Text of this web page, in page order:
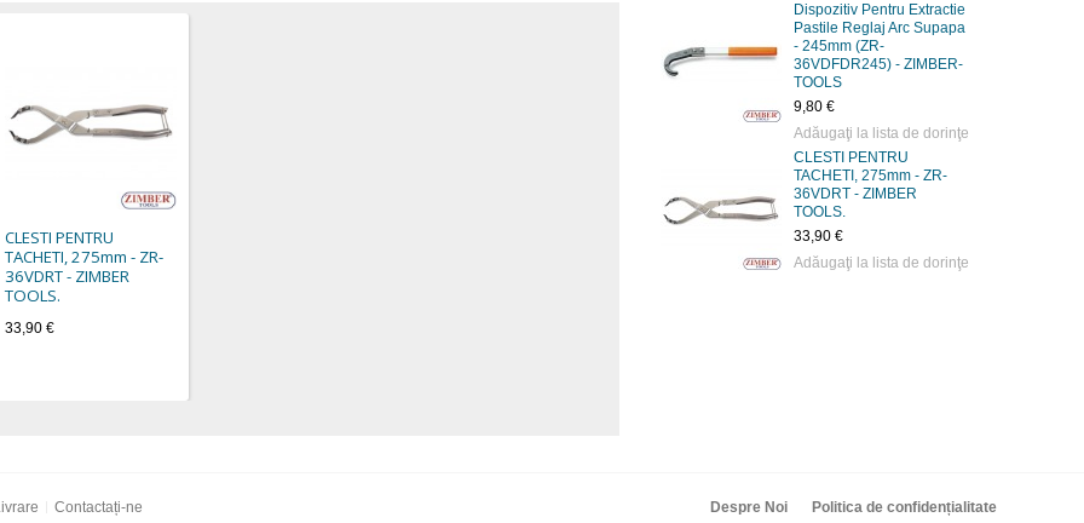
Dispozitiv Pentru Extractie
Pastile Reglaj Arc Supapa
- 245mm (ZR-
36VDFDR245) - ZIMBER-
TOOLS
9,80 €
Adăugaţi la lista de dorinţe
CLESTI PENTRU
TACHETI, 275mm - ZR-
36VDRT - ZIMBER
TOOLS.
33,90 €
Adăugaţi la lista de dorinţe
CLESTI PENTRU
TACHETI, 275mm - ZR-
36VDRT - ZIMBER
TOOLS.
33,90 €
Contactați-ne Despre Noi Politica de confidențialitate